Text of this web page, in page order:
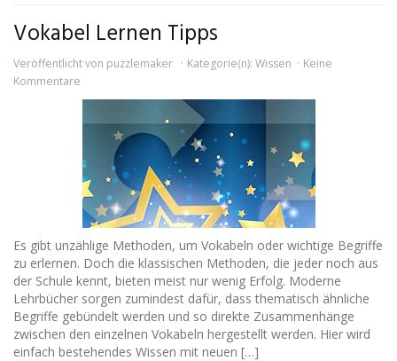
Vokabel Lernen Tipps
Veröffentlicht von puzzlemaker Kategorie(n): Wissen
Keine
Kommentare
Es gibt unzählige Methoden, um Vokabeln oder wichtige Begriffe
zu erlernen. Doch die klassischen Methoden, die jeder noch aus
der Schule kennt, bieten meist nur wenig Erfolg. Moderne
Lehrbücher sorgen zumindest dafür, dass thematisch ähnliche
Begriffe gebündelt werden und so direkte Zusammenhänge
zwischen den einzelnen Vokabeln hergestellt werden. Hier wird
einfach bestehendes Wissen mit neuen […]